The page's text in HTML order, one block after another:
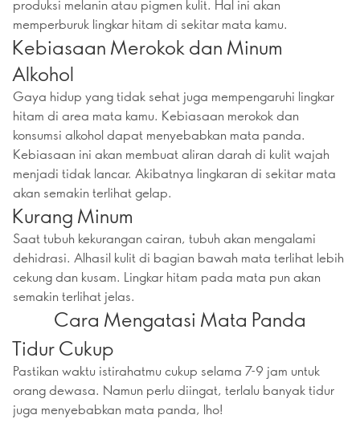
produksi melanin atau pigmen kulit. Hal ini akan
memperburuk lingkar hitam di sekitar mata kamu.
Kebiasaan Merokok dan Minum
Alkohol
Gaya hidup yang tidak sehat juga mempengaruhi lingkar
hitam di area mata kamu. Kebiasaan merokok dan
konsumsi alkohol dapat menyebabkan mata panda.
Kebiasaan ini akan membuat aliran darah di kulit wajah
menjadi tidak lancar. Akibatnya lingkaran di sekitar mata
akan semakin terlihat gelap.
Kurang Minum
Saat tubuh kekurangan cairan, tubuh akan mengalami
dehidrasi. Alhasil kulit di bagian bawah mata terlihat lebih
cekung dan kusam. Lingkar hitam pada mata pun akan
semakin terlihat jelas.
Cara Mengatasi Mata Panda
Tidur Cukup
Pastikan waktu istirahatmu cukup selama 7-9 jam untuk
orang dewasa. Namun perlu diingat, terlalu banyak tidur
juga menyebabkan mata panda, lho!